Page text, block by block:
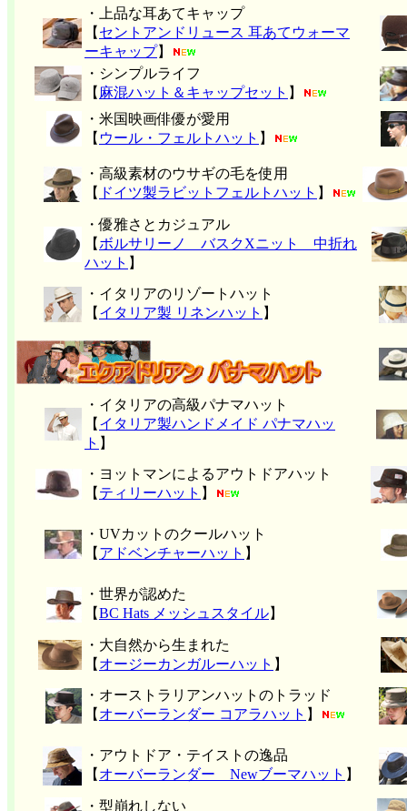
・上品な耳あてキャップ
【 セントアンドリュース 耳あてウォーマ
ーキャップ】
・シンプルライフ
【 麻混ハット＆キャップセット 】
・米国映画俳優が愛用
【 ウール・フェルトハット 】
・高級素材のウサギの毛を使用
【 ドイツ製ラビットフェルトハット 】
・優雅さとカジュアル
【 ボルサリーノ バスクXニット 中折れ
ハット 】
・イタリアのリゾートハット
【 イタリア製 リネンハット 】
・イタリアの高級パナマハット
【 イタリア製ハンドメイド パナマハッ
ト 】
・ヨットマンによるアウトドアハット
【 ティリーハット 】
・UVカットのクールハット
【 アドベンチャーハット 】
・世界が認めた
【BC Hats メッシュスタイル】
・大自然から生まれた
【 オージーカンガルーハット 】
・オーストラリアンハットのトラッド
【 オーバーランダー コアラハット 】
・アウトドア・テイストの逸品
【 オーバーランダー Newブーマハット 】
・型崩れしない